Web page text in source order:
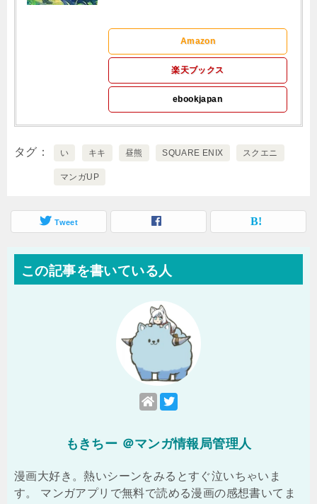
Amazon
楽天ブックス
ebookjapan
タグ い キキ 昼熊 SQUARE ENIX スクエニ
マンガUP
Tweet
この記事を書いている人
もきちー ＠マンガ情報局管理人
漫画大好き。熱いシーンをみるとすぐ泣いちゃいま
す。 マンガアプリで無料で読める漫画の感想書いてま